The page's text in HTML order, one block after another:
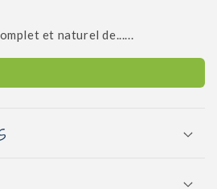
et naturel de......